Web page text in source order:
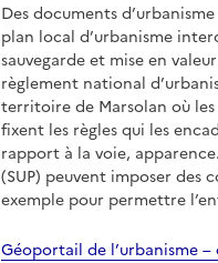
Des documents
plan local d’urbanisme
sauvegarde et mise en
règlement national
territoire de Marsolan où
fixent les règles qui les
rapport à la voie,
(SUP) peuvent imposer des
exemple pour permettre
Géoportail de l’urbanisme